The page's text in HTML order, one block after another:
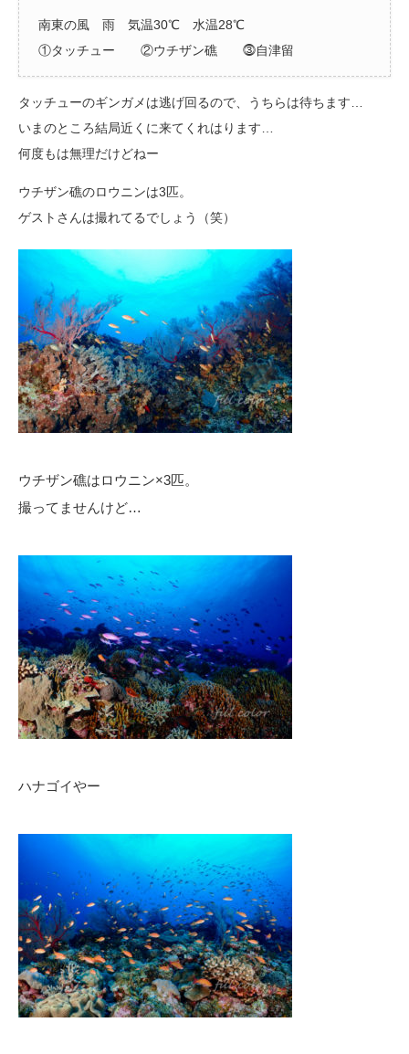
南東の風 雨 気温30℃ 水温28℃
①タッチュー ②ウチザン礁 ⓷自津留
タッチューのギンガメは逃げ回るので、うちらは待ちます…
いまのところ結局近くに来てくれはります…
何度もは無理だけどねー
ウチザン礁のロウニンは3匹。
ゲストさんは撮れてるでしょう（笑）
ウチザン礁はロウニン×3匹。
撮ってませんけど…
ハナゴイやー